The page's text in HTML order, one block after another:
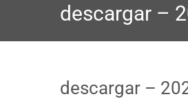
descargar –
descargar –